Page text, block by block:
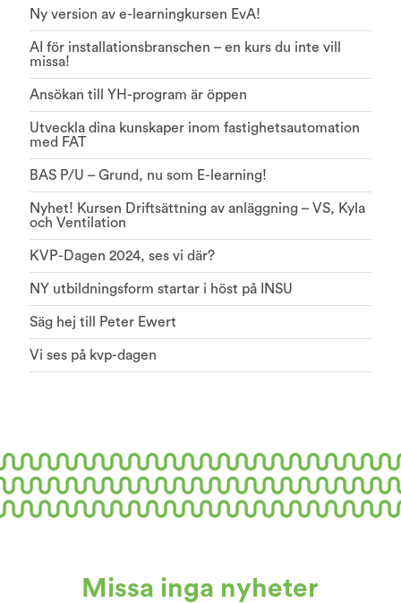
Ny version av e-learningkursen EvA!
AI för installationsbranschen – en kurs du inte vill
missa!
Ansökan till YH-program är öppen
Utveckla dina kunskaper inom fastighetsautomation
med FAT
BAS P/U – Grund, nu som E-learning!
Nyhet! Kursen Driftsättning av anläggning – VS, Kyla
och Ventilation
KVP-Dagen 2024, ses vi där?
NY utbildningsform startar i höst på INSU
Säg hej till Peter Ewert
Vi ses på kvp-dagen
Missa inga nyheter